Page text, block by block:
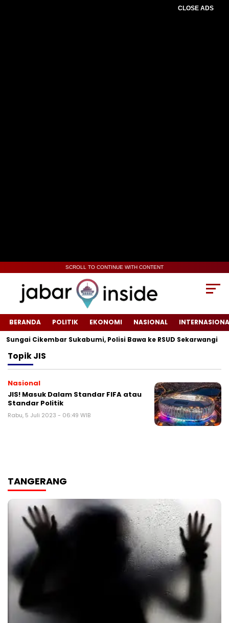
CLOSE ADS
SCROLL TO CONTINUE WITH CONTENT
BERANDA POLITIK EKONOMI NASIONAL
Cikembar Sukabumi, Polisi Bawa ke RSUD Sekarwangi‎
TopikJIS
Nasional
JIS! Masuk Dalam Standar FIFA atau
Standar Politik
Rabu, 5 Juli 2023 - 06:49 WIB
TANGERANG